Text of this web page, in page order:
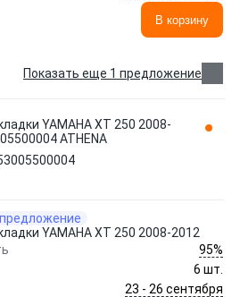
В корзину
Показать еще 1 предложение
YAMAHA XT 250 2008-
ATHENA
YAMAHA XT 250 2008-2012
95%
6 шт.
23 - 26 сентября